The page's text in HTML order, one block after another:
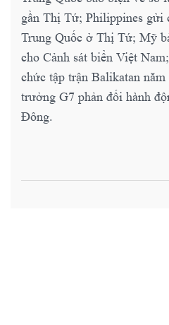
gần Thị Tứ; Philippines gửi
Trung Quốc ở Thị Tứ; Mỹ
cho Cảnh sát biển Việt
chức tập trận Balikatan
trưởng G7 phản đối hành
Đông.